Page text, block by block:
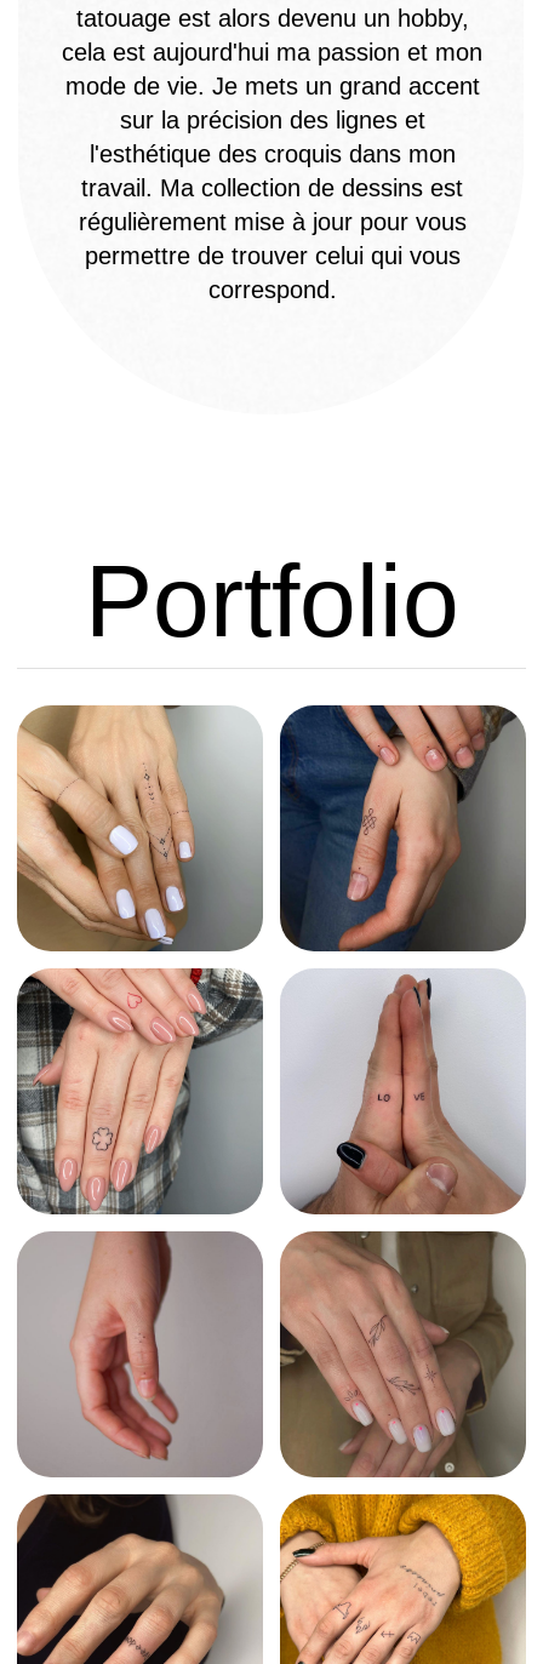
Voici seulement une petite partie de mes
travaux.
Plus de tatouages sur mon Instagram
le handpoke
Pourquoi
dpoke